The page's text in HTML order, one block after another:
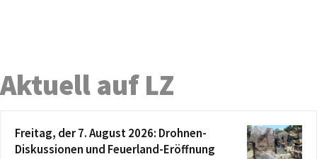
Aktuell auf LZ
Freitag, der 7. August 2026: Drohnen-
Diskussionen und Feuerland-Eröffnung